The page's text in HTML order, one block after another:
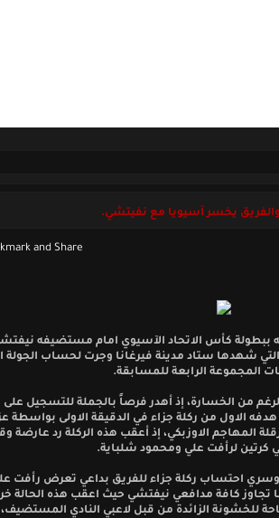
والفريق يخسر آسيويا مع نفيتشي.
ببطولة كأس الاتحاد الآسيوي امام مستضيفه
في المباراة التي شهدها ستاد مدينة فيرغانا وجرت لحساب الجولة
المجموعة الرابعة للمسابقة.
من الخسارة، إذ أهدر فرصاً بالجملة للتسجيل على
الاول من ركلة جزاء في الدقيقة الاولى بواسطة
المهاجم الاوزبكي، إذ أعقب هذه الركلة رد عارضة
كرتين لرأفت علي ومحمود شلباية.
احتساب ركلة جزاء للفريق بداعي تعرض رأفت
تجاوز كافة مدافعي نيفتشي حيث اعقب هذه الحالة
للخشونة الزائدة من قبل لاعبي النادي